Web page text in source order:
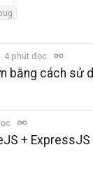
4 phút đọc
bằng cách sử
+ ExpressJS